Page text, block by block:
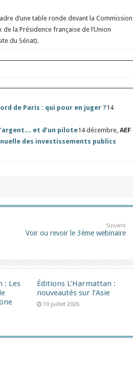
d’une table ronde devant la Commission
la Présidence française de l’Union
du Sénat).
de Paris : qui pour en juger ?14
et d’un pilote14 décembre,AEF
des investissements publics
Suivant
Voir ou revoir le 3ème webinaire
: Les
Éditions L’Harmattan :
nouveautés sur l’Asie
10 juillet 2026